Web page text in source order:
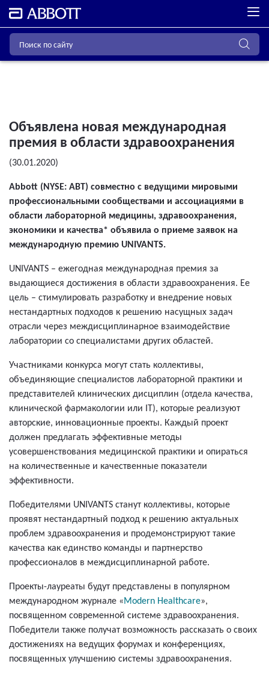
Объявлена новая международная
премия в области здравоохранения
(30.01.2020)
Abbott (NYSE: ABT) совместно с ведущими мировыми
профессиональными сообществами и ассоциациями в
области лабораторной медицины, здравоохранения,
экономики и качества* объявила о приеме заявок на
международную премию UNIVANTS.
UNIVANTS – ежегодная международная премия за
выдающиеся достижения в области здравоохранения. Ее
цель – стимулировать разработку и внедрение новых
нестандартных подходов к решению насущных задач
отрасли через междисциплинарное взаимодействие
лаборатории со специалистами других областей.
Участниками конкурса могут стать коллективы,
объединяющие специалистов лабораторной практики и
представителей клинических дисциплин (отдела качества,
клинической фармакологии или IT), которые реализуют
авторские, инновационные проекты. Каждый проект
должен предлагать эффективные методы
усовершенствования медицинской практики и опираться
на количественные и качественные показатели
эффективности.
Победителями UNIVANTS станут коллективы, которые
проявят нестандартный подход к решению актуальных
проблем здравоохранения и продемонстрируют такие
качества как единство команды и партнерство
профессионалов в междисциплинарной работе.
Проекты-лауреаты будут представлены в популярном
международном журнале «Modern Healthcare»,
посвященном современной системе здравоохранения.
Победители также получат возможность рассказать о своих
достижениях на ведущих форумах и конференциях,
посвященных улучшению системы здравоохранения.